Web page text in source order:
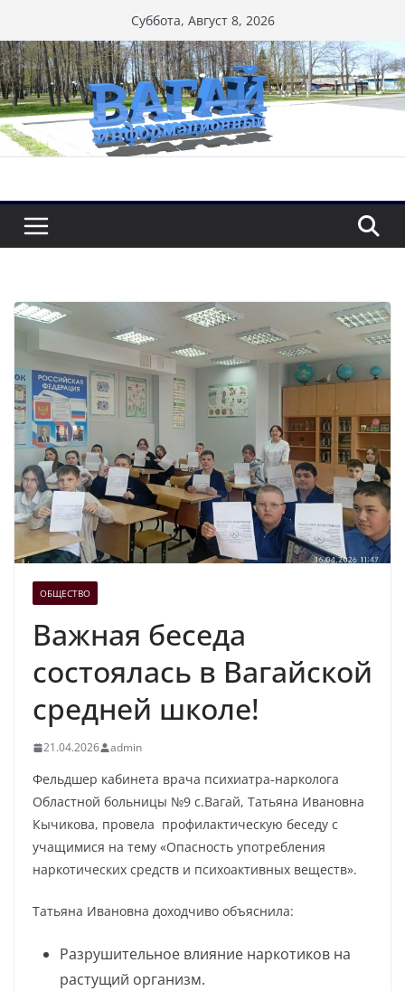
к
содержимому
Суббота, Август 8, 2026
ОБЩЕСТВО
Важная беседа
состоялась в Вагайской
средней школе!
21.04.2026 admin
Фельдшер кабинета врача психиатра-нарколога
Областной больницы №9 с.Вагай, Татьяна Ивановна
Кычикова, провела профилактическую беседу с
учащимися на тему «Опасность употребления
наркотических средств и психоактивных веществ».
Татьяна Ивановна доходчиво объяснила:
Разрушительное влияние наркотиков на
растущий организм.